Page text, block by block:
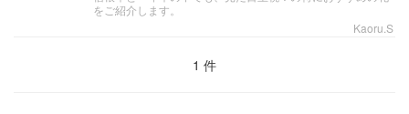
をご紹介します。
Kaoru.S
1 件